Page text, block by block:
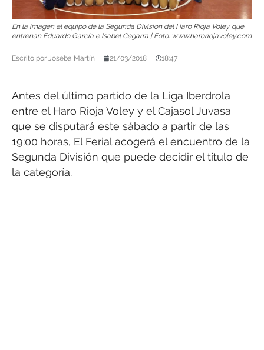
En la imagen el equipo de la Segunda División del Haro Rioja Voley que
entrenan Eduardo García e Isabel Cegarra | Foto: www.haroriojavoley.com
Escrito por Joseba Martín 21/03/2018 18:47
Antes del último partido de la Liga Iberdrola
entre el Haro Rioja Voley y el Cajasol Juvasa
que se disputará este sábado a partir de las
19:00 horas, El Ferial acogerá el encuentro de la
Segunda División que puede decidir el título de
la categoría.